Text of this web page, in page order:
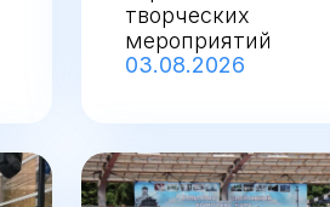
творческих
мероприятий
03.08.2026